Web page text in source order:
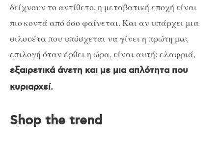
δείχνουν το αντίθετο, η μεταβατική εποχή είναι
πιο κοντά από όσο φαίνεται. Και αν υπάρχει μια
σιλουέτα που υπόσχεται να γίνει η πρώτη μας
επιλογή όταν έρθει η ώρα, είναι αυτή: ελαφριά,
εξαιρετικά άνετη και με μια απλότητα που
κυριαρχεί.
Shop the trend